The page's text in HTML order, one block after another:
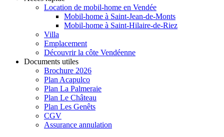
Location de mobil-home en Vendée
Mobil-home à Saint-Jean-de-Monts
Mobil-home à Saint-Hilaire-de-Riez
Villa
Emplacement
Découvrir la côte Vendéenne
Documents utiles
Brochure 2026
Plan Acapulco
Plan La Palmeraie
Plan Le Château
Plan Les Genêts
CGV
Assurance annulation